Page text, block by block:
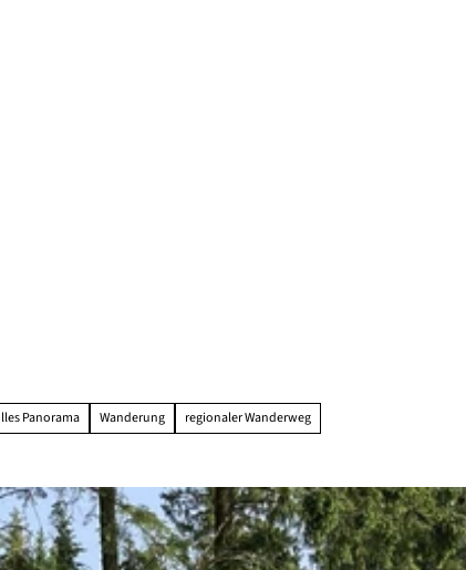
Panorama Wanderung regionaler Wanderweg